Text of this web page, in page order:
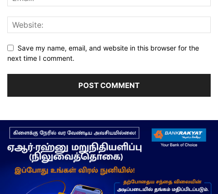
Save my name, email, and website in this browser for the
next time I comment.